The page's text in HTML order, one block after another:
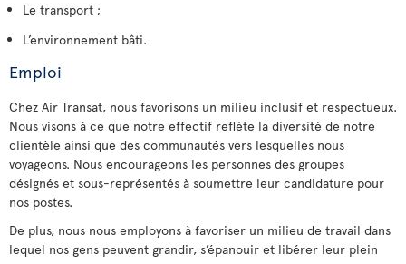
Le transport ;
L’environnement bâti.
Emploi
Chez Air Transat, nous favorisons un milieu inclusif et respectueux.
Nous visons à ce que notre effectif reflète la diversité de notre
clientèle ainsi que des communautés vers lesquelles nous
voyageons. Nous encourageons les personnes des groupes
désignés et sous-représentés à soumettre leur candidature pour
nos postes.
De plus, nous nous employons à favoriser un milieu de travail dans
lequel nos gens peuvent grandir, s’épanouir et libérer leur plein